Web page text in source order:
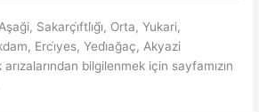
Sakarçi̇ftli̇ği̇, Orta, Yukari,
Erci̇yes, Yedi̇ağaç, Akyazi
bilgilenmek için sayfamızın